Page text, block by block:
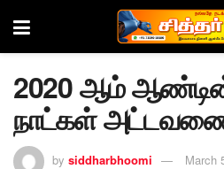
2020 ஆம்
நாட்கள்
by siddharbhoomi March